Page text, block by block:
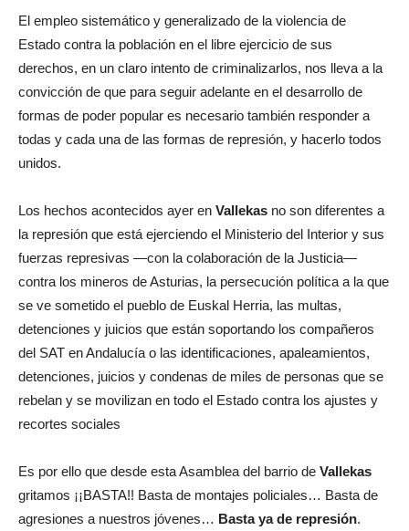
El empleo sistemático y generalizado de la violencia de
Estado contra la población en el libre ejercicio de sus
derechos, en un claro intento de criminalizarlos, nos lleva a la
convicción de que para seguir adelante en el desarrollo de
formas de poder popular es necesario también responder a
todas y cada una de las formas de represión, y hacerlo todos
unidos.
Los hechos acontecidos ayer en Vallekas no son diferentes a
la represión que está ejerciendo el Ministerio del Interior y sus
fuerzas represivas —con la colaboración de la Justicia—
contra los mineros de Asturias, la persecución política a la que
se ve sometido el pueblo de Euskal Herria, las multas,
detenciones y juicios que están soportando los compañeros
del SAT en Andalucía o las identificaciones, apaleamientos,
detenciones, juicios y condenas de miles de personas que se
rebelan y se movilizan en todo el Estado contra los ajustes y
recortes sociales
Es por ello que desde esta Asamblea del barrio de Vallekas
gritamos ¡¡BASTA!! Basta de montajes policiales… Basta de
agresiones a nuestros jóvenes… Basta ya de represión.